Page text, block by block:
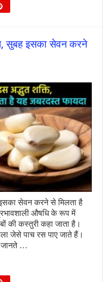
सुबह इसका सेवन करने
सेवन करने से मिलता है
औषधि के रूप में
की कस्तुरी कहा जाता है।
जेसे पाच रस पाए जाते हैं।
जानते …